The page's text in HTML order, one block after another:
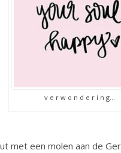
v e r w o n d e r i n g…
met een molen aan de